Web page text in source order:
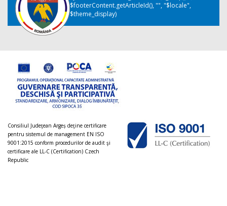
$footerContent.getArticleId(), "", "$locale",
$theme_display)
Consiliul Judeţean Argeș deţine certificare
pentru sistemul de management EN ISO
9001:2015 conform procedurilor de audit şi
certificare ale LL-C (Certification) Czech
Republic